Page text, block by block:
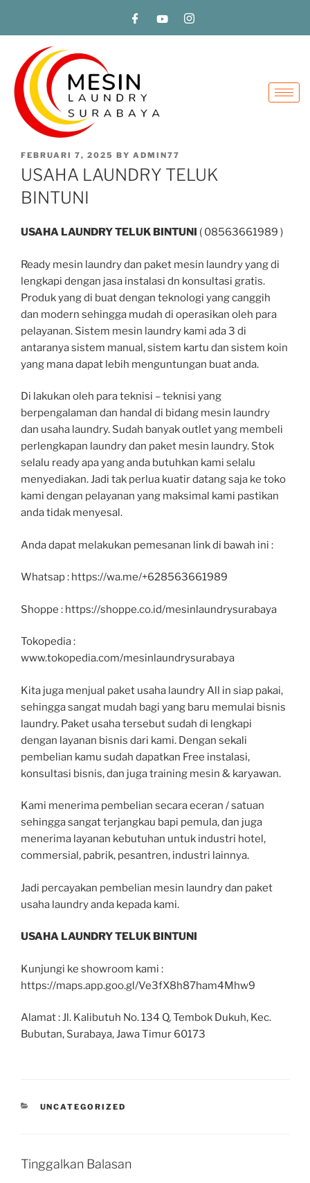
FEBRUARI 7, 2025 BY ADMIN77
USAHA LAUNDRY TELUK
BINTUNI
USAHA LAUNDRY TELUK BINTUNI ( 08563661989 )
Ready mesin laundry dan paket mesin laundry yang di
lengkapi dengan jasa instalasi dn konsultasi gratis.
Produk yang di buat dengan teknologi yang canggih
dan modern sehingga mudah di operasikan oleh para
pelayanan. Sistem mesin laundry kami ada 3 di
antaranya sistem manual, sistem kartu dan sistem koin
yang mana dapat lebih menguntungan buat anda.
Di lakukan oleh para teknisi – teknisi yang
berpengalaman dan handal di bidang mesin laundry
dan usaha laundry. Sudah banyak outlet yang membeli
perlengkapan laundry dan paket mesin laundry. Stok
selalu ready apa yang anda butuhkan kami selalu
menyediakan. Jadi tak perlua kuatir datang saja ke toko
kami dengan pelayanan yang maksimal kami pastikan
anda tidak menyesal.
Anda dapat melakukan pemesanan link di bawah ini :
Whatsap : https://wa.me/+628563661989
Shoppe : https://shoppe.co.id/mesinlaundrysurabaya
Tokopedia :
www.tokopedia.com/mesinlaundrysurabaya
Kita juga menjual paket usaha laundry All in siap pakai,
sehingga sangat mudah bagi yang baru memulai bisnis
laundry. Paket usaha tersebut sudah di lengkapi
dengan layanan bisnis dari kami. Dengan sekali
pembelian kamu sudah dapatkan Free instalasi,
konsultasi bisnis, dan juga training mesin & karyawan.
Kami menerima pembelian secara eceran / satuan
sehingga sangat terjangkau bapi pemula, dan juga
menerima layanan kebutuhan untuk industri hotel,
commersial, pabrik, pesantren, industri lainnya.
Jadi percayakan pembelian mesin laundry dan paket
usaha laundry anda kepada kami.
USAHA LAUNDRY TELUK BINTUNI
Kunjungi ke showroom kami :
https://maps.app.goo.gl/Ve3fX8h87ham4Mhw9
Alamat : Jl. Kalibutuh No. 134 Q, Tembok Dukuh, Kec.
Bubutan, Surabaya, Jawa Timur 60173
UNCATEGORIZED
Tinggalkan Balasan